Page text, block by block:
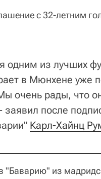
с 32-летним
одним из лучших
в Мюнхене уже
очень рады, что
после
Карл-Хайнц
"Баварию" из